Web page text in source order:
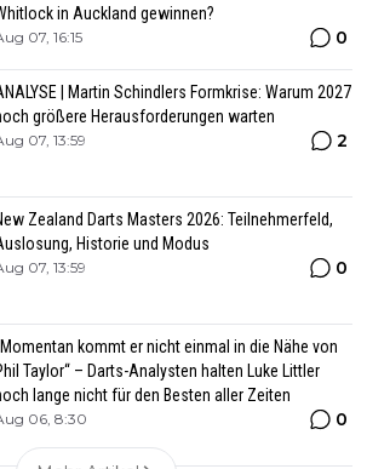
in Auckland gewinnen?
07, 16:15 0
| Martin Schindlers Formkrise: Warum 2027
größere Herausforderungen warten
07, 13:59 2
Zealand Darts Masters 2026: Teilnehmerfeld,
Historie und Modus
07, 13:59 0
kommt er nicht einmal in die Nähe von
Taylor“ – Darts-Analysten halten Luke Littler
lange nicht für den Besten aller Zeiten
06, 8:30 0